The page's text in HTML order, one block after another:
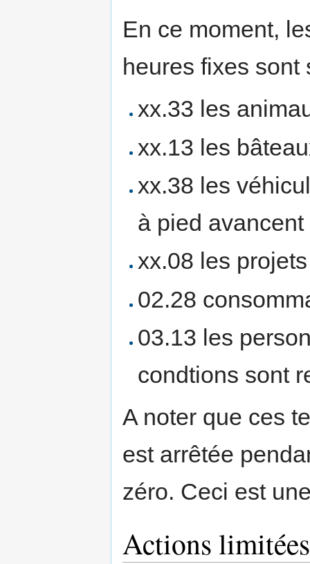
En ce moment,
heures fixes sont
xx.33 les
xx.13 les
xx.38 les
à pied avancent
xx.08 les
02.28
03.13 les
condtions sont
A noter que ces
est arrêtée
zéro. Ceci est
Actions